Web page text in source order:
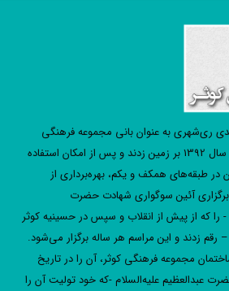
ری‌شهری به عنوان بانی مجموعه فرهنگی
کوثر، کلنگ ساخت آن را در سال 1392 بر زمین زدند و پس از امکان استفاده
در طبقه‌های همکف و یکم، بهره‌برداری از
را در سال 1395 با برگزاری آئین سوگواری شهادت حضرت
- را که از پیش از انقلاب و سپس در حسینیه کوثر
رقم زدند و این مراسم هر ساله برگزار می‌شود.
مجموعه فرهنگی کوثر، آن را در تاریخ
عبدالعظیم علیه‌السلام -که خود تولیت آن را